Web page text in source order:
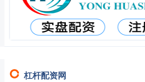
杠杆配资网